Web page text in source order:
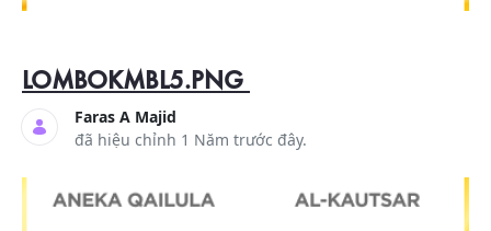
LOMBOKMBL5.PNG
Faras A Majid
đã hiệu chỉnh 1 Năm trước đây.